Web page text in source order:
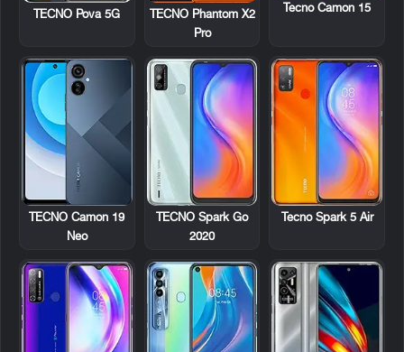
Tecno Camon 15
TECNO Phantom X2
Pro
TECNO Pova 5G
Tecno Spark 5 Air
TECNO Spark Go
2020
TECNO Camon 19
Neo